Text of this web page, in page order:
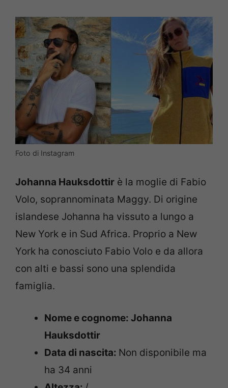
Foto di Instagram
Johanna Hauksdottir è la moglie di Fabio
Volo, soprannominata Maggy. Di origine
islandese Johanna ha vissuto a lungo a
New York e in Sud Africa. Proprio a New
York ha conosciuto Fabio Volo e da allora
con alti e bassi sono una splendida
famiglia.
Nome e cognome: Johanna
Hauksdottir
Data di nascita: Non disponibile ma
ha 34 anni